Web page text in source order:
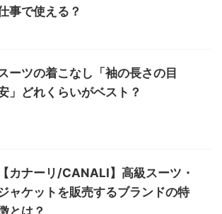
事で使える？
ーツの着こなし「袖の長さの目
」どれくらいがベスト？
【カナーリ/CANALI】高級スーツ・
ャケットを販売するブランドの特
とは？